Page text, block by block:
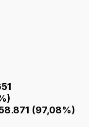
(97,08%)